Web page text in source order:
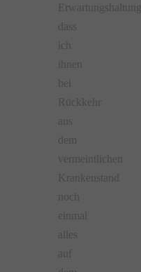
Erwartungshaltung,
dass
ich
ihnen
bei
Rückkehr
aus
dem
vermeintlichen
Krankenstand
noch
einmal
alles
auf